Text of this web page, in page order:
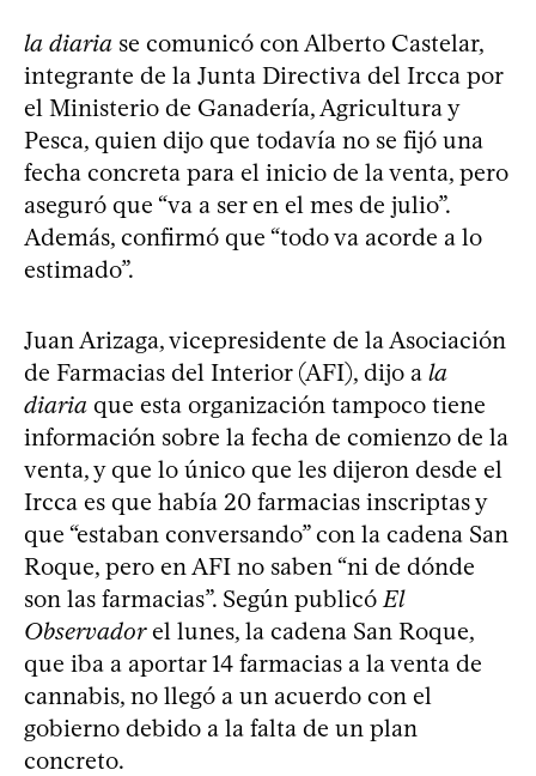
la diaria se comunicó con Alberto Castelar,
integrante de la Junta Directiva del Ircca por
el Ministerio de Ganadería, Agricultura y
Pesca, quien dijo que todavía no se fijó una
fecha concreta para el inicio de la venta, pero
aseguró que “va a ser en el mes de julio”.
Además, confirmó que “todo va acorde a lo
estimado”.
Juan Arizaga, vicepresidente de la Asociación
de Farmacias del Interior (AFI), dijo a la
diaria que esta organización tampoco tiene
información sobre la fecha de comienzo de la
venta, y que lo único que les dijeron desde el
Ircca es que había 20 farmacias inscriptas y
que “estaban conversando” con la cadena San
Roque, pero en AFI no saben “ni de dónde
son las farmacias”. Según publicó El
Observadorel lunes, la cadena San Roque,
que iba a aportar 14 farmacias a la venta de
cannabis, no llegó a un acuerdo con el
gobierno debido a la falta de un plan
concreto.